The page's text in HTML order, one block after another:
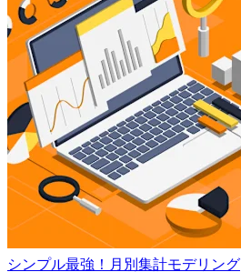
シンプル最強！月別集計モデリング